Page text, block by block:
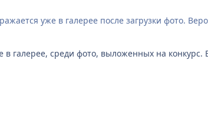
уже в галерее после загрузки фото.
в галерее, среди фото, выложенных на